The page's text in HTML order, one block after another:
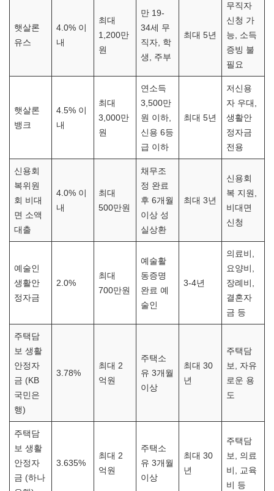
햇살론
유스
4.0% 이
내
최대
1,200만
원
만 19-
34세 무
직자, 학
생, 주부
최대 5년
무직자
신청 가
능, 소득
증빙 불
필요
햇살론
뱅크
4.5% 이
내
최대
3,000만
원
연소득
3,500만
원 이하,
신용 6등
급 이하
최대 5년
저신용
자 우대,
생활안
정자금
전용
신용회
복위원
회 비대
면 소액
대출
4.0% 이
내
최대
500만원
채무조
정 완료
후 6개월
이상 성
실상환
최대 3년
신용회
복 지원,
비대면
신청
예술인
생활안
정자금
2.0%
최대
700만원
예술활
동증명
완료 예
술인
3-4년
의료비,
요양비,
장례비,
결혼자
금 등
주택담
보 생활
안정자
금 (KB
국민은
행)
3.78%
최대 2
억원
주택소
유 3개월
이상
최대 30
년
주택담
보, 자유
로운 용
도
주택담
보 생활
안정자
금 (하나
3.635%
최대 2
억원
주택소
유 3개월
이상
최대 30
년
주택담
보, 의료
비, 교육
비 등